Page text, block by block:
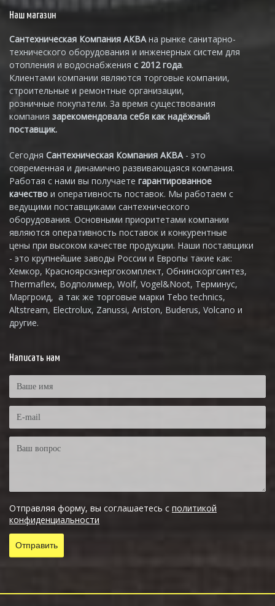
Наш магазин
Сантехническая Компания АКВАна рынке санитарно-
технического оборудования и инженерных систем для
отопления и водоснабжения с 2012 года.
Клиентами компании являются торговые компании,
строительные и ремонтные организации,
розничные покупатели. За время существования
компания зарекомендовала себя как надёжный
поставщик.
Сегодня Сантехническая Компания АКВА - это
современная и динамично развивающаяся компания.
Работая с нами вы получаете гарантированное
качество и оперативность поставок. Мы работаем с
ведущими поставщиками сантехнического
оборудования. Основными приоритетами компании
являются оперативность поставок и конкурентные
цены при высоком качестве продукции. Наши поставщики
- это крупнейшие заводы России и Европы такие как:
Хемкор, Красноярскэнергокомплект, Обнинскоргсинтез,
Thermaflex, Водполимер, Wolf, Vogel&Noot, Терминус,
Маргроид, а так же торговые марки Tebo technics,
Altstream, Electrolux, Zanussi, Ariston, Buderus, Volcano и
другие.
Написать нам
Отправляя форму, вы соглашаетесь с политикой
конфиденциальности